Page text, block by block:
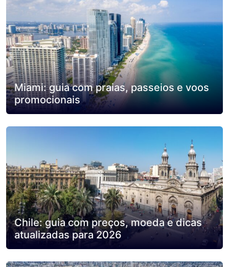
Miami: guia com praias, passeios e voos
promocionais
Chile: guia com preços, moeda e dicas
atualizadas para 2026